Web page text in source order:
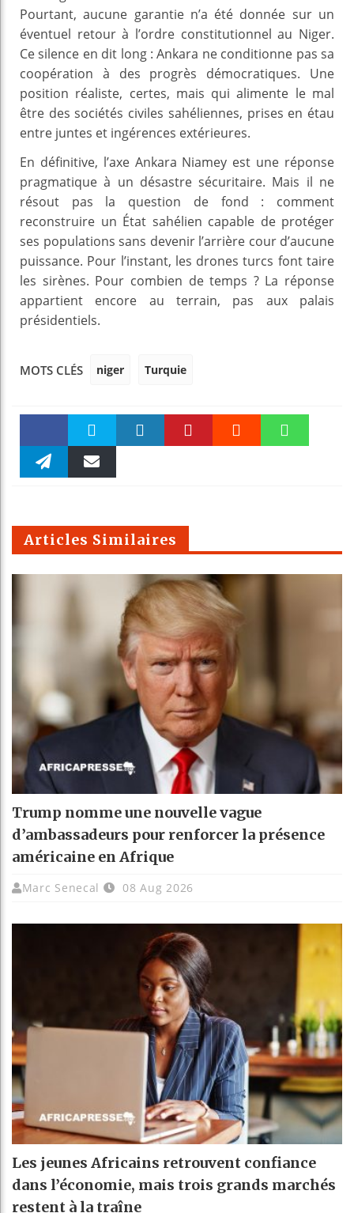
Pourtant, aucune garantie n’a été donnée sur un
éventuel retour à l’ordre constitutionnel au Niger.
Ce silence en dit long : Ankara ne conditionne pas sa
coopération à des progrès démocratiques. Une
position réaliste, certes, mais qui alimente le mal
être des sociétés civiles sahéliennes, prises en étau
entre juntes et ingérences extérieures.
En définitive, l’axe Ankara Niamey est une réponse
pragmatique à un désastre sécuritaire. Mais il ne
résout pas la question de fond : comment
reconstruire un État sahélien capable de protéger
ses populations sans devenir l’arrière cour d’aucune
puissance. Pour l’instant, les drones turcs font taire
les sirènes. Pour combien de temps ? La réponse
appartient encore au terrain, pas aux palais
présidentiels.
MOTS CLÉS niger Turquie
Faceboo Twitter
m
Articles Similaires
Trump nomme une nouvelle vague
d’ambassadeurs pour renforcer la présence
américaine en Afrique
Marc Senecal 08 Aug 2026
Les jeunes Africains retrouvent confiance
dans l’économie, mais trois grands marchés
restent à la traîne